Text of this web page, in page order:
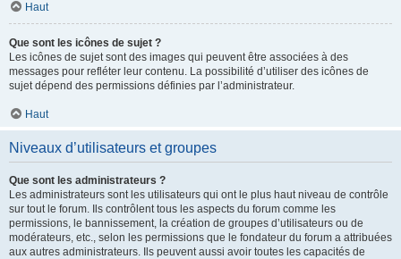
Haut
Que sont les icônes de sujet ?
Les icônes de sujet sont des images qui peuvent être associées à des
messages pour refléter leur contenu. La possibilité d’utiliser des icônes de
sujet dépend des permissions définies par l’administrateur.
Haut
Niveaux d’utilisateurs et groupes
Que sont les administrateurs ?
Les administrateurs sont les utilisateurs qui ont le plus haut niveau de contrôle
sur tout le forum. Ils contrôlent tous les aspects du forum comme les
permissions, le bannissement, la création de groupes d’utilisateurs ou de
modérateurs, etc., selon les permissions que le fondateur du forum a attribuées
aux autres administrateurs. Ils peuvent aussi avoir toutes les capacités de